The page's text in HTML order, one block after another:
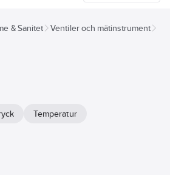
& Sanitet
Ventiler och mätinstrument
Temperatur